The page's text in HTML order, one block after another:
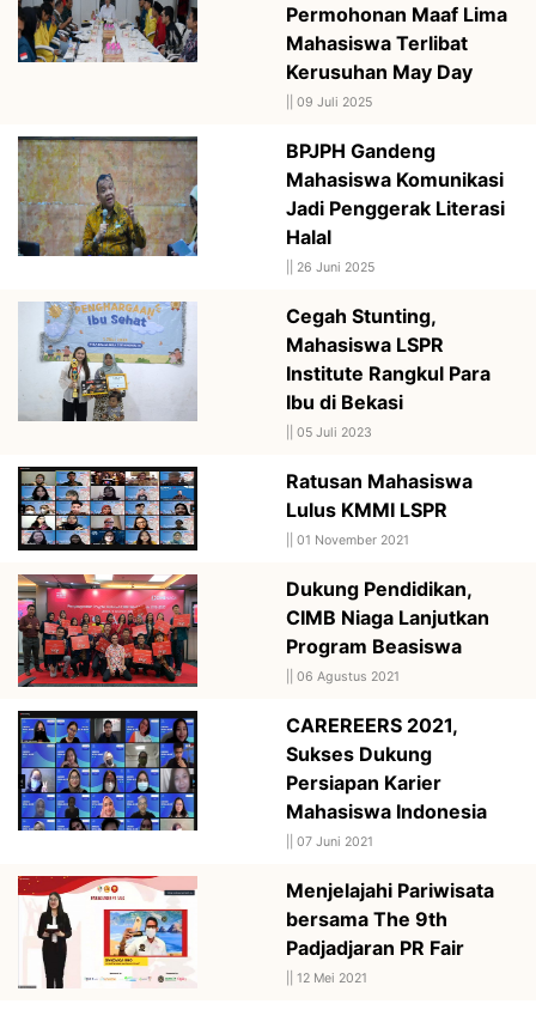
Permohonan Maaf Lima
Mahasiswa Terlibat
Kerusuhan May Day
09 Juli 2025
BPJPH Gandeng
Mahasiswa Komunikasi
Jadi Penggerak Literasi
Halal
26 Juni 2025
Cegah Stunting,
Mahasiswa LSPR
Institute Rangkul Para
Ibu di Bekasi
05 Juli 2023
Ratusan Mahasiswa
Lulus KMMI LSPR
01 November 2021
Dukung Pendidikan,
CIMB Niaga Lanjutkan
Program Beasiswa
06 Agustus 2021
CAREREERS 2021,
Sukses Dukung
Persiapan Karier
Mahasiswa Indonesia
07 Juni 2021
Menjelajahi Pariwisata
bersama The 9th
Padjadjaran PR Fair
12 Mei 2021